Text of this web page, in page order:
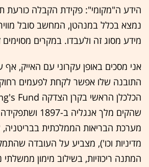
הידע ה"מקומי": פקידת הקבלה כורעת
נמצא בכלל במנהטן, המחשב סובל
מידע מסוג זה ולעבדו. במקרים
אני מסכים באופן עקרוני עם האייק,
התובנה שלו אפשר לקחת לפעמים רחוק
שהקים מלך
מערכת הבריאות הממלכתית בבריטניה,
מדיניות וכו'), מצביע על העובדה
המתנה ריכוזיות, בשילוב מימון ממשלתי